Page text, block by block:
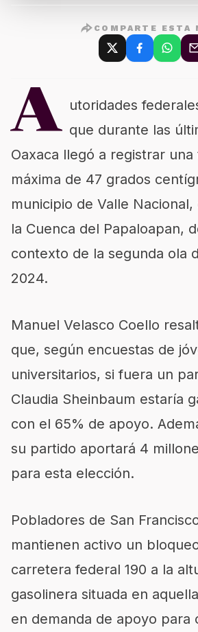
COMPARTE ESTA
A utoridades
que durante las
Oaxaca llegó a registrar
máxima de 47 grados
municipio de Valle
la Cuenca del Papaloapan,
contexto de la segunda ola
2024.
Manuel Velasco Coello
que, según encuestas de
universitarios, si fuera un
Claudia Sheinbaum estaría
con el 65% de apoyo.
su partido aportará 4
para esta elección.
Pobladores de San
mantienen activo un
carretera federal 190 a la
gasolinera situada en
en demanda de apoyo para